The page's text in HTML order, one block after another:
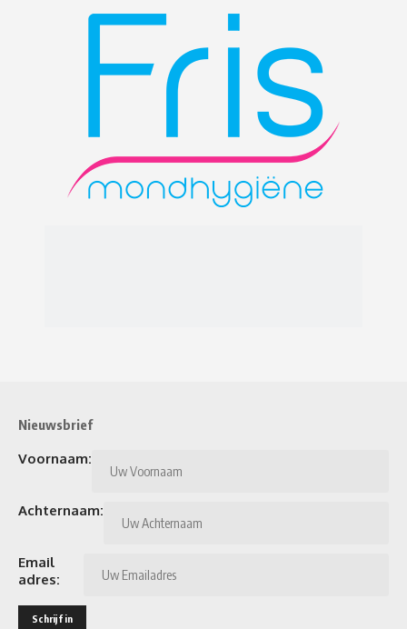
Nieuwsbrief
Voornaam:
Achternaam:
Email
adres: